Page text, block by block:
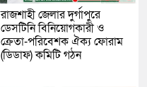
রাজশাহী জেলার দুর্গাপুরে
ডেসটিনি বিনিয়োগকারী ও
ক্রেতা-পরিবেশক ঐক্য ফোরাম
(ডিডাফ) কমিটি গঠন